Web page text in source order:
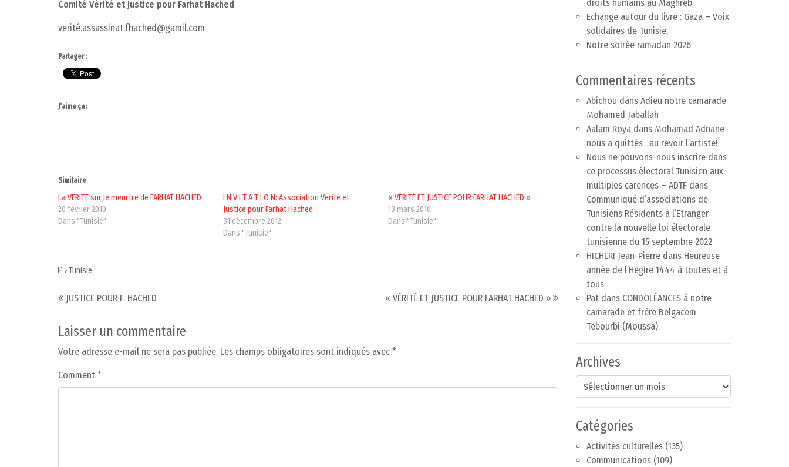
Comité Vérité et Justice pour Farhat Hached
verité.assassinat.fhached@gamil.com
Partager :
J’aime ça :
Similaire
La VERITE sur le meurtre de FARHAT HACHED
20 février 2010
Dans "Tunisie"
I N V I T A T I O N: Association Vérité et
Justice pour Farhat Hached
31 décembre 2012
Dans "Tunisie"
« VÉRITÉ ET JUSTICE POUR FARHAT HACHED »
13 mars 2010
Dans "Tunisie"
Tunisie
Post navigation
JUSTICE POUR F. HACHED « VÉRITÉ ET JUSTICE POUR FARHAT HACHED »
Laisser un commentaire
Votre adresse e-mail ne sera pas publiée. Les champs obligatoires sont indiqués avec *
Comment *
droits humains au Maghreb
Echange autour du livre : Gaza – Voix
solidaires de Tunisie,
Notre soirée ramadan 2026
Commentaires récents
Abichou dans Adieu notre camarade
Mohamed Jaballah
Aalam Roya dans Mohamad Adnane
nous a quittés : au revoir l’artiste!
Nous ne pouvons-nous inscrire dans
ce processus électoral Tunisien aux
multiples carences – ADTF dans
Communiqué d’associations de
Tunisiens Résidents à l’Etranger
contre la nouvelle loi électorale
tunisienne du 15 septembre 2022
HICHERI Jean-Pierre dans Heureuse
année de l’Hégire 1444 à toutes et à
tous
Pat dans CONDOLÉANCES à notre
camarade et frère Belgacem
Tebourbi (Moussa)
Archives
Archives
Catégories
Activités culturelles (135)
Communications (109)